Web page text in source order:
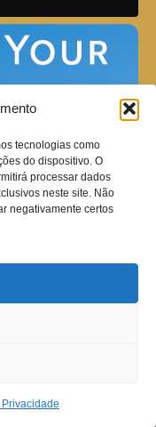
tecnologias como
do dispositivo. O
processar dados
neste site. Não
negativamente certos